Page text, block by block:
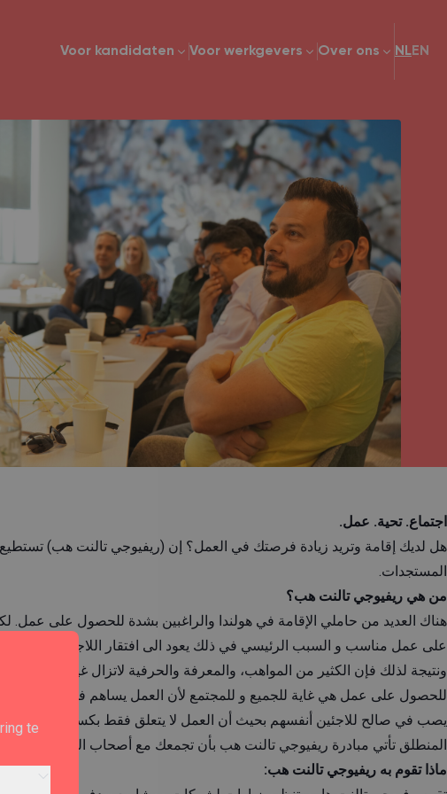
te
Voor kandidaten Voor werkgevers Over ons EN
NL
اجتماع. تحية. عمل.
هل لديك إقامة وتريد زيادة فرصتك في العمل؟ إن (ريفيوجي تالنت هب)
المستجدات.
من هي ريفيوجي تالنت هب؟
هناك العديد من حاملي الإقامة في هولندا والراغبين بشدة للحصول على عمل.
على عمل مناسب و السبب الرئيسي في ذلك يعود الى افتقار اللاجئين وأصحاب
ونتيجة لذلك فإن الكثير من المواهب، والمعرفة والحرفية لاتزال غير
للحصول على عمل هي غاية للجميع و للمجتمع لأن العمل يساهم في إندماج أسرع
يصب في صالح للاجئين أنفسهم بحيث أن العمل لا يتعلق فقط بكسب المال
المنطلق تأتي مبادرة ريفيوجي تالنت هب بأن تجمعك مع أصحاب العمل لأن العمل
ماذا تقوم به ريفيوجي تالنت هب: